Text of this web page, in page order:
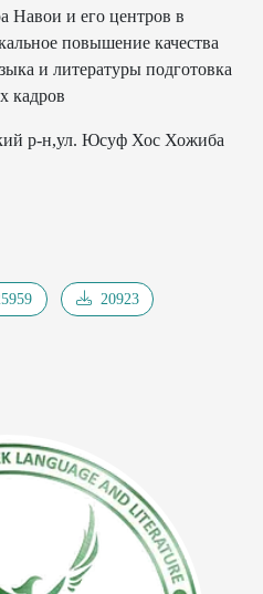
Навои и его центров в
повышение качества
и литературы подготовка
кадров
р-н,ул. Юсуф Хос Хожиба
20923